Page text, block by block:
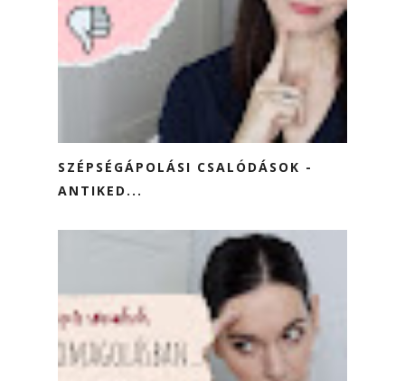
SZÉPSÉGÁPOLÁSI CSALÓDÁSOK -
ANTIKED...